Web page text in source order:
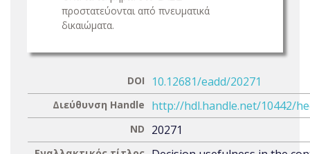
προστατεύονται από πνευματικά
δικαιώματα.
DOI 10.12681/eadd/20271
Διεύθυνση Handle http://hdl.handle.net/10442/
ND 20271